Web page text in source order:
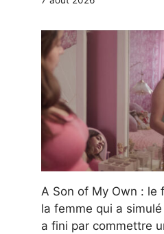
A Son of My Own : le
la femme qui a
a fini par commettre